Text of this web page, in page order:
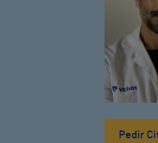
Pedir